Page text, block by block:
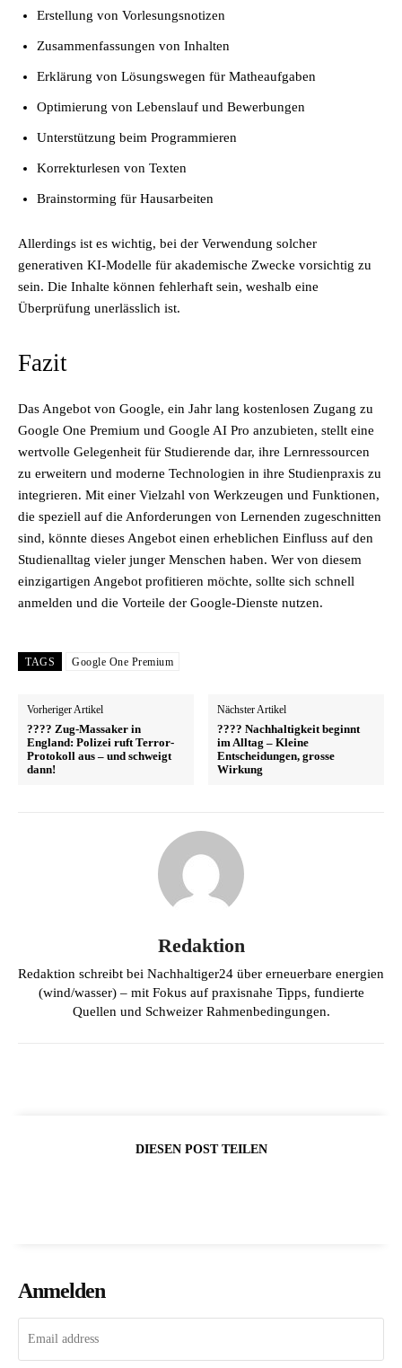
Erstellung von Vorlesungsnotizen
Zusammenfassungen von Inhalten
Erklärung von Lösungswegen für Matheaufgaben
Optimierung von Lebenslauf und Bewerbungen
Unterstützung beim Programmieren
Korrekturlesen von Texten
Brainstorming für Hausarbeiten
Allerdings ist es wichtig, bei der Verwendung solcher
generativen KI-Modelle für akademische Zwecke vorsichtig zu
sein. Die Inhalte können fehlerhaft sein, weshalb eine
Überprüfung unerlässlich ist.
Fazit
Das Angebot von Google, ein Jahr lang kostenlosen Zugang zu
Google One Premium und Google AI Pro anzubieten, stellt eine
wertvolle Gelegenheit für Studierende dar, ihre Lernressourcen
zu erweitern und moderne Technologien in ihre Studienpraxis zu
integrieren. Mit einer Vielzahl von Werkzeugen und Funktionen,
die speziell auf die Anforderungen von Lernenden zugeschnitten
sind, könnte dieses Angebot einen erheblichen Einfluss auf den
Studienalltag vieler junger Menschen haben. Wer von diesem
einzigartigen Angebot profitieren möchte, sollte sich schnell
anmelden und die Vorteile der Google-Dienste nutzen.
TAGS Google One Premium
Vorheriger Artikel
???? Zug-Massaker in
England: Polizei ruft Terror-
Protokoll aus – und schweigt
dann!
Nächster Artikel
???? Nachhaltigkeit beginnt
im Alltag – Kleine
Entscheidungen, grosse
Wirkung
Redaktion
Redaktion schreibt bei Nachhaltiger24 über erneuerbare energien
(wind/wasser) – mit Fokus auf praxisnahe Tipps, fundierte
Quellen und Schweizer Rahmenbedingungen.
DIESEN POST TEILEN
Anmelden